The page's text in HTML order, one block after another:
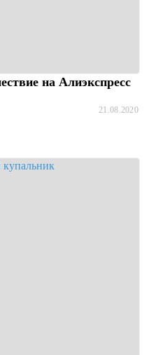
на Алиэкспресс
21.08.2020